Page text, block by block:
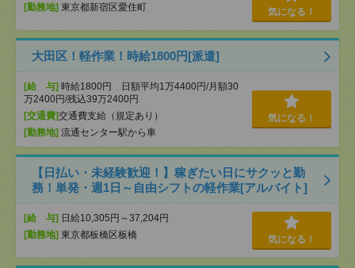
[勤務地] 東京都新宿区愛住町 気になる！
大田区！軽作業！時給1800円[派遣]
[給 与] 時給1800円 日額平均1万4400円/月額30
万2400円/残込39万2400円
[交通費]交通費支給（規定あり）
[勤務地] 流通センター駅から車
気になる！
【日払い・未経験歓迎！】稼ぎたい日にサクッと勤
務！単発・週1日～自由シフトの軽作業[アルバイト]
[給 与] 日給10,305円～37,204円
[勤務地] 東京都板橋区板橋 気になる！